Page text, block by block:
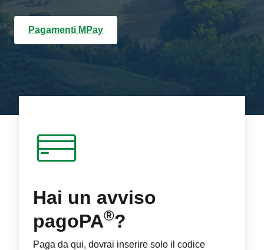
Pagamenti MPay
Hai un avviso
pagoPA®?
Paga da qui, dovrai inserire solo il codice